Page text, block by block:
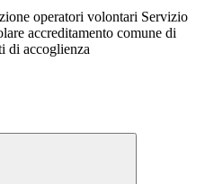
operatori volontari Servizio
accreditamento comune di
di accoglienza